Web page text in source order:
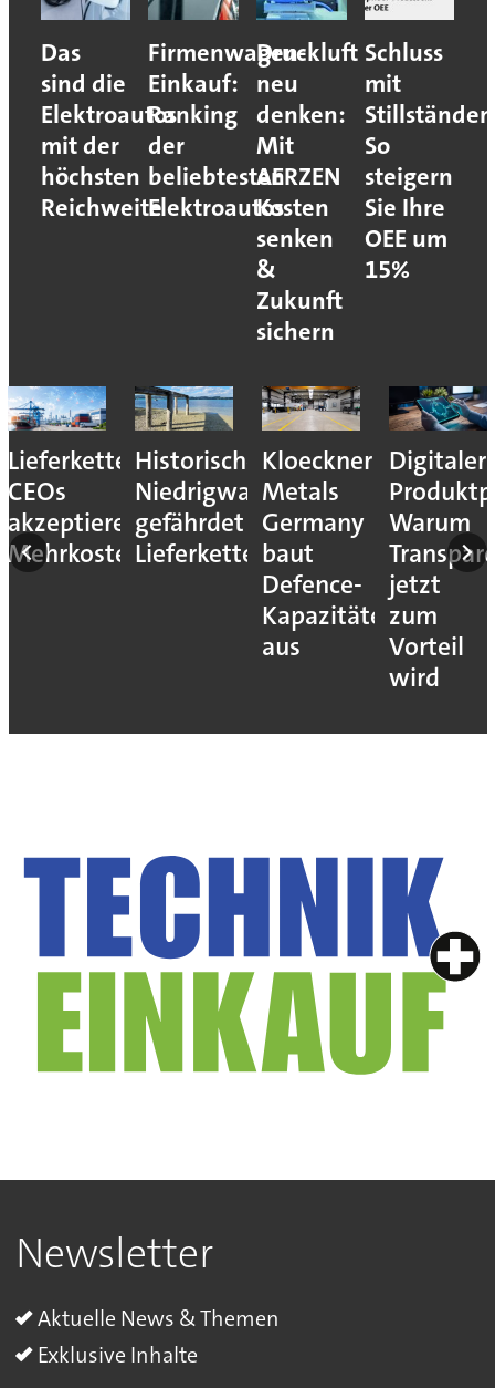
Das
sind die
Elektroautos
mit der
höchsten
Reichweite
Firmenwagen-
Einkauf:
Ranking
der
beliebtesten
Elektroautos
Druckluft
neu
denken:
Mit
AERZEN
Kosten
senken
&
Zukunft
sichern
Schluss
mit
So
steigern
Sie Ihre
OEE um
15%
Lieferkettenresilienz:
CEOs
akzeptieren
Mehrkosten
Historisches
Niedrigwasser
gefährdet
Lieferketten
Kloeckner
Metals
Germany
baut
Defence-
Kapazitäten
aus
Digitaler
Warum
jetzt
zum
Vorteil
wird
Newsletter
Aktuelle News & Themen
Exklusive Inhalte